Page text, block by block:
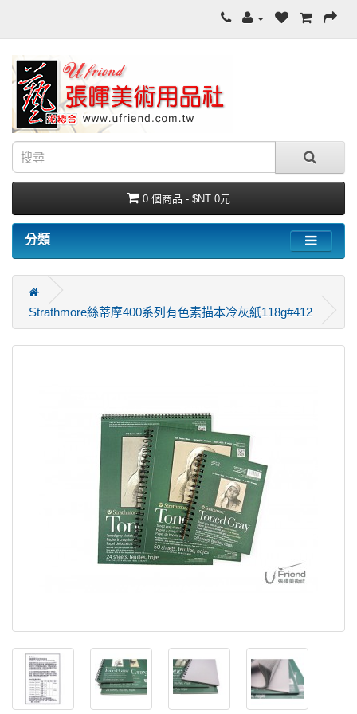
0 個商品 - $NT 0元
分類
Strathmore絲蒂摩400系列有色素描本冷灰紙118g#412